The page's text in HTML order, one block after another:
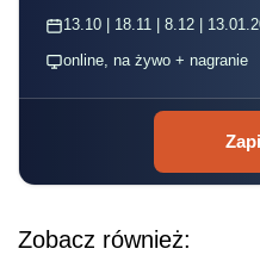
13.10 | 18.11 | 8.12 |
online, na żywo + nagranie
Zobacz również: